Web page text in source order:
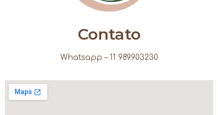
Contato
Whatsapp – 11 989903230